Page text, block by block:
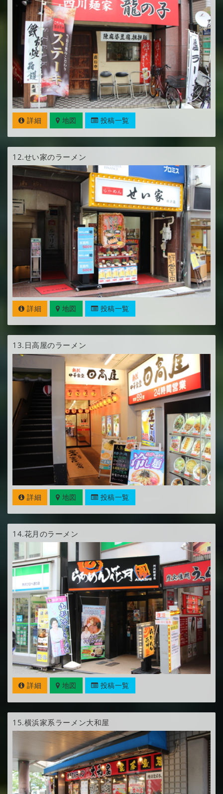
詳細 地図 投稿一覧
12.せい家のラーメン
詳細 地図 投稿一覧
13. 日高屋のラーメン
詳細 地図 投稿一覧
14.花月のラーメン
詳細 地図 投稿一覧
15.横浜家系ラーメン大和屋